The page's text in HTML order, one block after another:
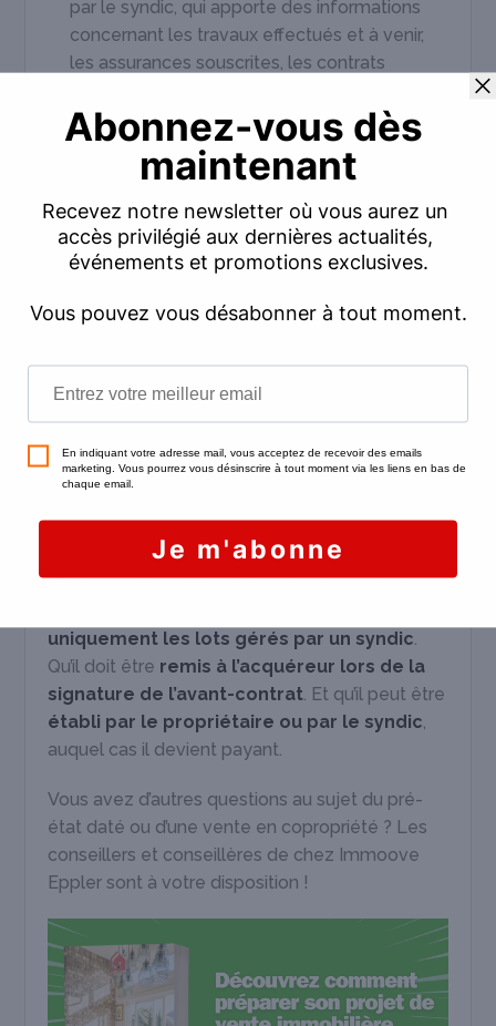
par le syndic, qui apporte des informations
concernant les travaux effectués et à venir,
les assurances souscrites, les contrats
Le diagnostic technique global de
l’immeublequi est l’équivalent des
diagnostics individuels, mais pour les parties
communes et les équipements de la
copropriété.
Le plan pluriannuel de travauxprésentant
votre acheteur est déjà propriétaire d’un lot
dans le même immeuble, la liste des
informations à fournir se limite aux documents
financiers.
le pré-état daté est un document
d’information obligatoiredans le contexte
uniquement les lots gérés par un syndic
Qu’il doit être remis à l’acquéreur lors de la
signature de l’avant-contrat . Et qu’il peut être
établi par le propriétaire ou par le syndic
auquel cas il devient payant.
Vous avez d’autres questions au sujet du pré-
état daté ou d’une vente en copropriété ? Les
conseillers et conseillères de chez Immoove
Eppler sont à votre disposition !